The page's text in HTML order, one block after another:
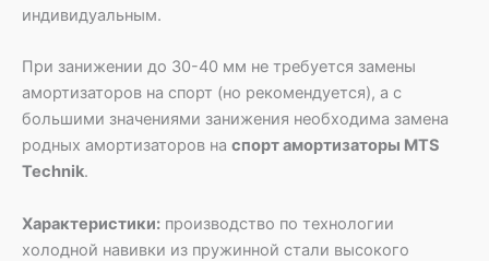
индивидуальным.
При занижении до 30-40 мм не требуется замены
амортизаторов на спорт (но рекомендуется), а с
большими значениями занижения необходима замена
родных амортизаторов на спорт амортизаторы MTS
Technik.
Характеристики: производство по технологии
холодной навивки из пружинной стали высокого